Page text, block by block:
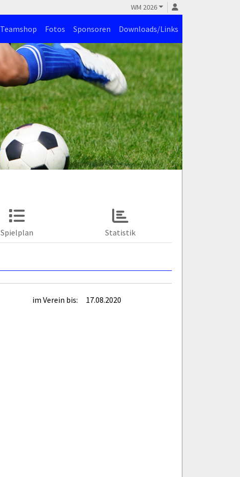
WM 2026
Teamshop Fotos Sponsoren Downloads/Links
Spielplan Statistik
im Verein bis: 17.08.2020